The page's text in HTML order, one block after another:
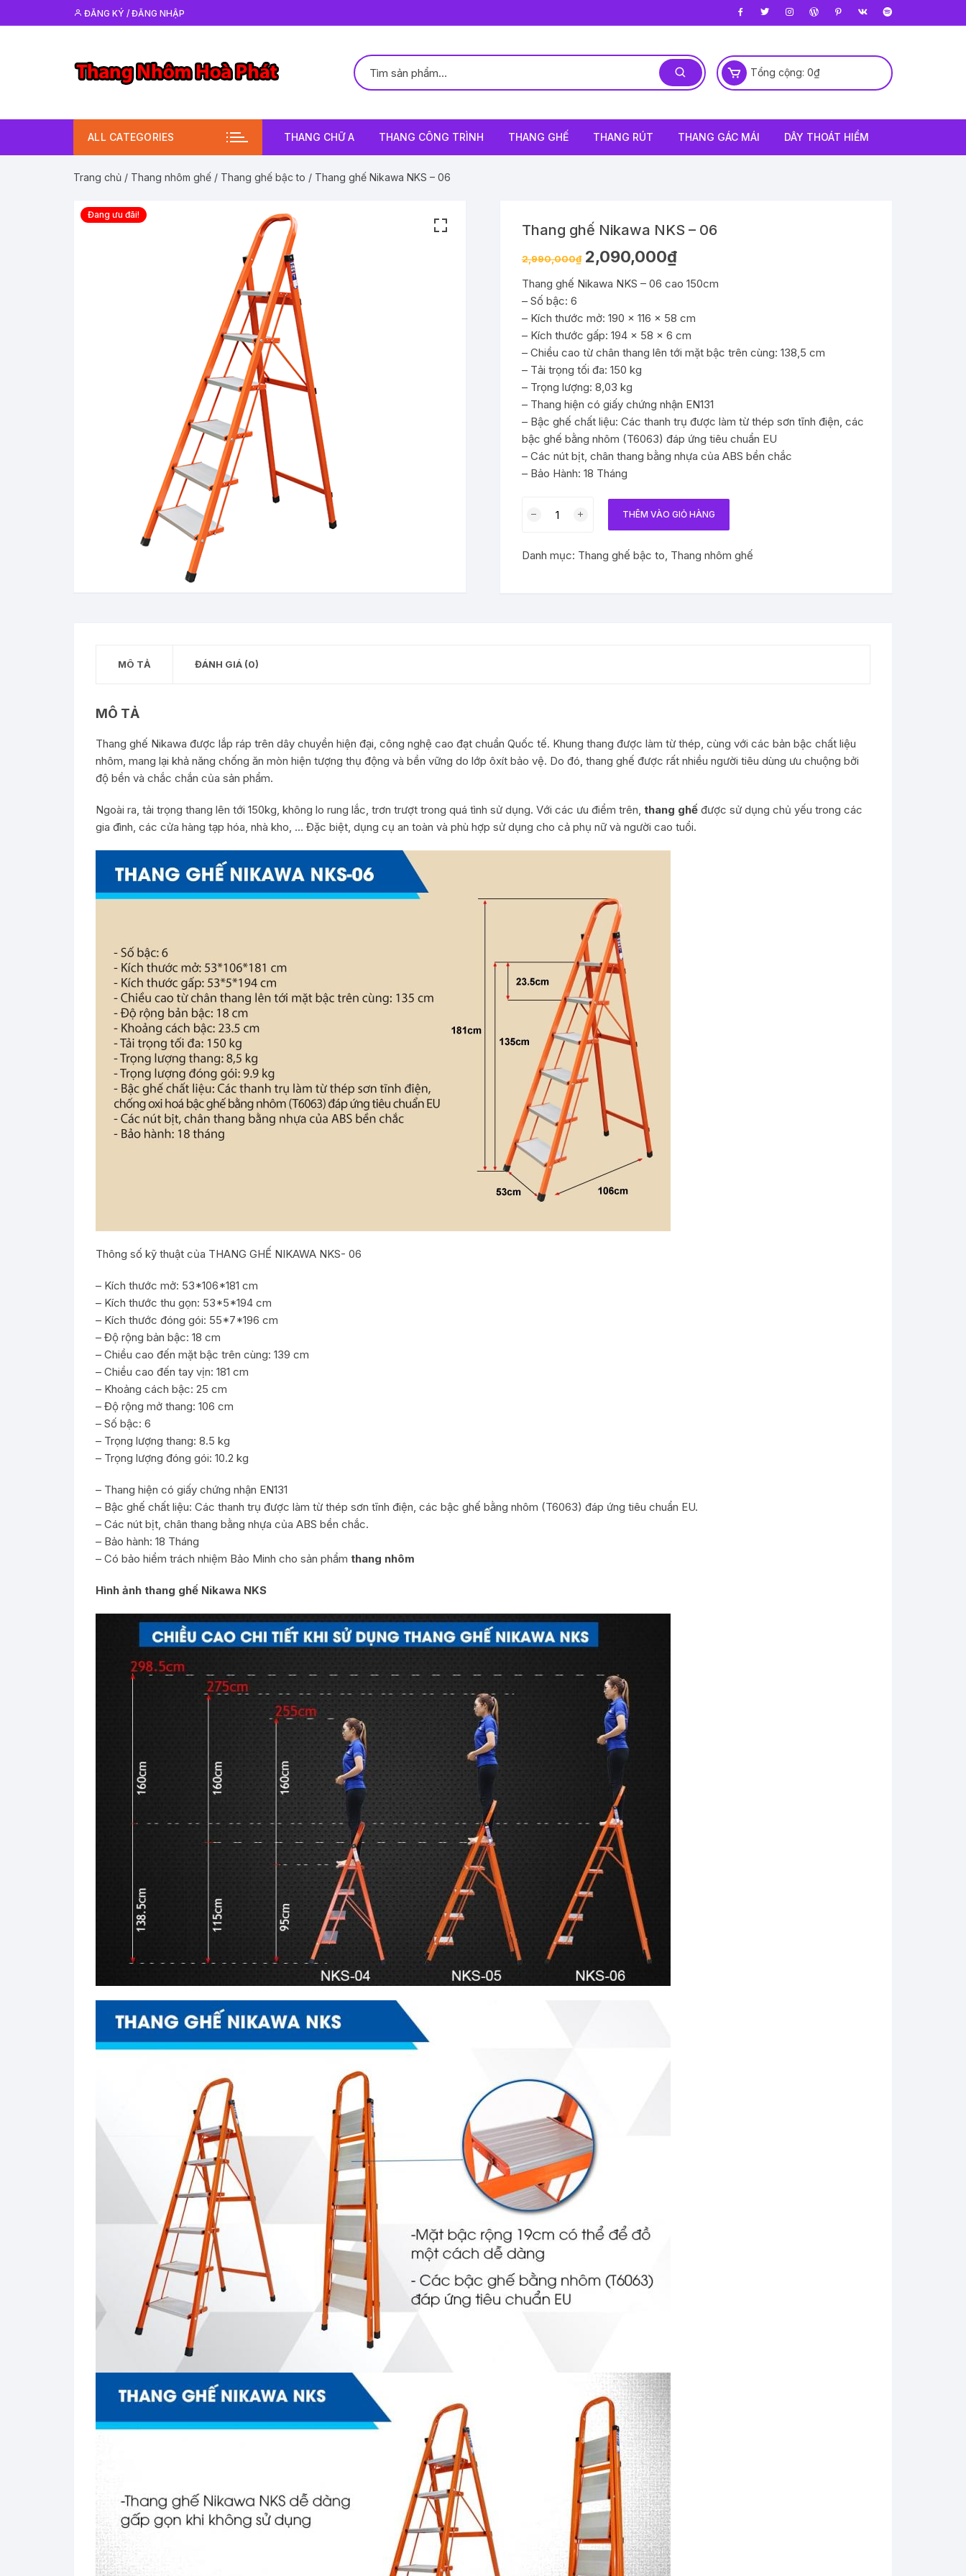
tới
ĐĂNG KÝ / ĐĂNG NHẬP
Tổng cộng: 0₫
ALL CATEGORIES THANG CHỮ A THANG CÔNG TRÌNH THANG GHẾ THANG RÚT THANG GÁC MÁI DÂY THOÁT HIỂM
Trang chủ / Thang nhôm ghế / Thang ghế bậc to / Thang ghế Nikawa NKS – 06
Đang ưu đãi!
Thang ghế Nikawa NKS – 06
2,990,000₫ 2,090,000₫
Thang ghế Nikawa NKS – 06 cao 150cm
– Số bậc: 6
– Kích thước mở: 190 x 116 x 58 cm
– Kích thước gấp: 194 x 58 x 6 cm
– Chiều cao từ chân thang lên tới mặt bậc trên cùng: 138,5 cm
– Tải trọng tối đa: 150 kg
– Trọng lượng: 8,03 kg
– Thang hiện có giấy chứng nhận EN131
– Bậc ghế chất liệu: Các thanh trụ được làm từ thép sơn tĩnh điện, các
bậc ghế bằng nhôm (T6063) đáp ứng tiêu chuẩn EU
– Các nút bịt, chân thang bằng nhựa của ABS bền chắc
– Bảo Hành: 18 Tháng
NKS
THÊM VÀO GIỎ HÀNG
Danh mục: Thang ghế bậc to, Thang nhôm ghế
MÔ TẢ ĐÁNH GIÁ (0)
MÔ TẢ
Thang ghế Nikawa được lắp ráp trên dây chuyền hiện đại, công nghệ cao đạt chuẩn Quốc tế. Khung thang được làm từ thép, cùng với các bản bậc chất liệu
nhôm, mang lại khả năng chống ăn mòn hiện tượng thụ động và bền vững do lớp ôxít bảo vệ. Do đó, thang ghế được rất nhiều người tiêu dùng ưu chuộng bởi
độ bền và chắc chắn của sản phẩm.
Ngoài ra, tải trọng thang lên tới 150kg, không lo rung lắc, trơn trượt trong quá tình sử dụng. Với các ưu điểm trên, thang ghế được sử dụng chủ yếu trong các
gia đình, các cửa hàng tạp hóa, nhà kho, … Đặc biệt, dụng cụ an toàn và phù hợp sử dụng cho cả phụ nữ và người cao tuổi.
Thông số kỹ thuật của THANG GHẾ NIKAWA NKS- 06
– Kích thước mở: 53*106*181 cm
– Kích thước thu gọn: 53*5*194 cm
– Kích thước đóng gói: 55*7*196 cm
– Độ rộng bản bậc: 18 cm
– Chiều cao đến mặt bậc trên cùng: 139 cm
– Chiều cao đến tay vịn: 181 cm
– Khoảng cách bậc: 25 cm
– Độ rộng mở thang: 106 cm
– Số bậc: 6
– Trọng lượng thang: 8.5 kg
– Trọng lượng đóng gói: 10.2 kg
– Thang hiện có giấy chứng nhận EN131
– Bậc ghế chất liệu: Các thanh trụ được làm từ thép sơn tĩnh điện, các bậc ghế bằng nhôm (T6063) đáp ứng tiêu chuẩn EU.
– Các nút bịt, chân thang bằng nhựa của ABS bền chắc.
– Bảo hành: 18 Tháng
– Có bảo hiểm trách nhiệm Bảo Minh cho sản phẩm thang nhôm
Hình ảnh thang ghế Nikawa NKS